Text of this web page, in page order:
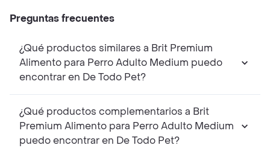
Preguntas frecuentes
¿Qué productos similares a Brit Premium
Alimento para Perro Adulto Medium puedo
encontrar en De Todo Pet?
¿Qué productos complementarios a Brit
Premium Alimento para Perro Adulto Medium
puedo encontrar en De Todo Pet?